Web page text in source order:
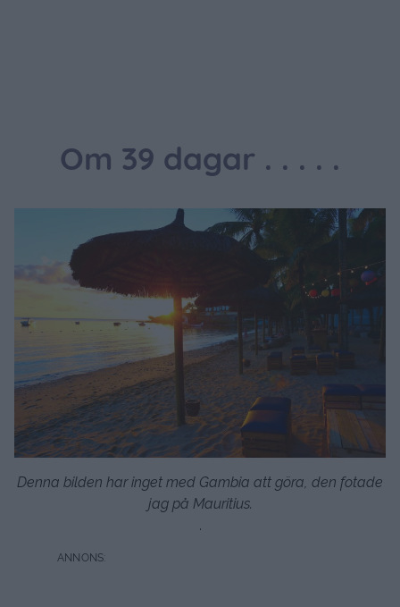
Om 39 dagar . . . . .
Denna bilden har inget med Gambia att göra, den fotade
jag på Mauritius.
.